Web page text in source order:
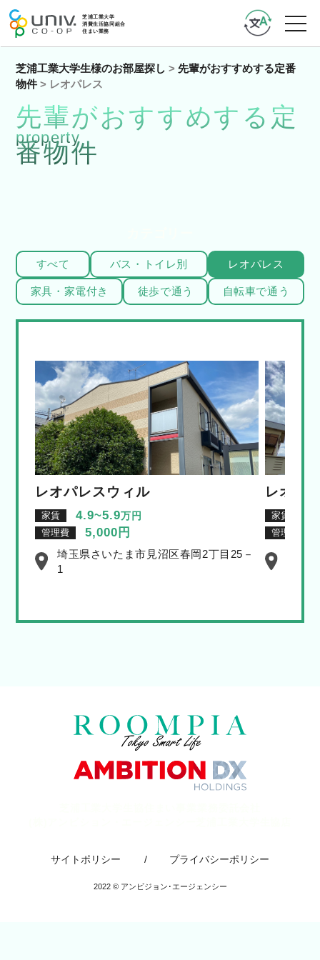
芝浦工業大学生様のお部屋探し >先輩がおすすめする定番
物件> レオパレス
先輩がおすすめする定
番物件
property
すべて バス・トイレ別 レオパレス
家具・家電付き 徒歩で通う 自転車で通う
レオパレスウィル
家賃 4.9~5.9万円
管理費 5,000円
埼玉県さいたま市見沼区春岡2丁目25－
1
レオパ
家賃
管理費
サイトポリシー プライバシーポリシー
2022 ©︎ アンビジョン･エージェンシー